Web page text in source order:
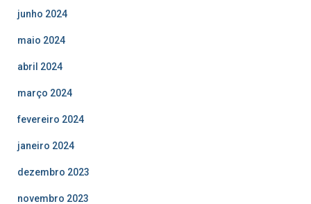
junho 2024
maio 2024
abril 2024
março 2024
fevereiro 2024
janeiro 2024
dezembro 2023
novembro 2023